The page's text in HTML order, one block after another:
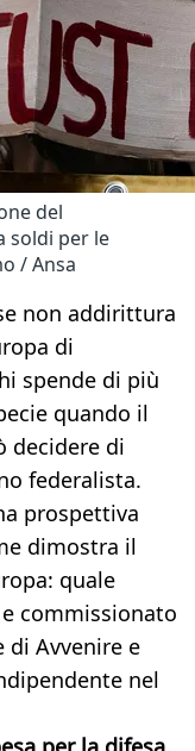
del
soldi per le
/ Ansa
non addirittura
di
spende di più
quando il
decidere di
federalista.
prospettiva
dimostra il
quale
commissionato
di Avvenire e
nel